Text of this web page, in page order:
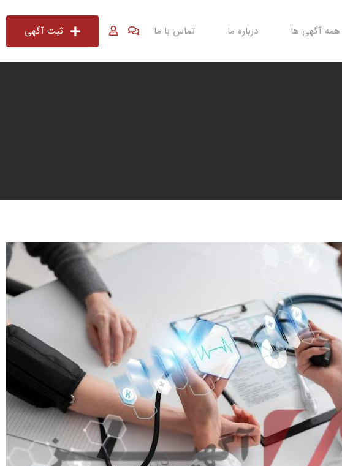
ثبت آگهی همه آگهی ها درباره ما تماس با ما